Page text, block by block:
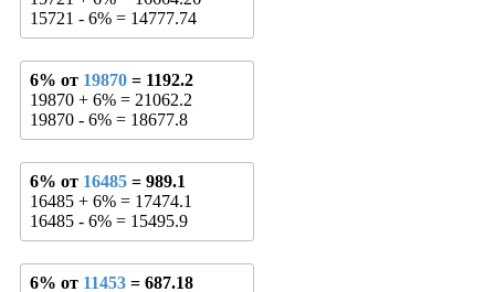
15721 - 6% = 14777.74
6% от 19870 = 1192.2
19870 + 6% = 21062.2
19870 - 6% = 18677.8
6% от 16485 = 989.1
16485 + 6% = 17474.1
16485 - 6% = 15495.9
6% от 11453 = 687.18